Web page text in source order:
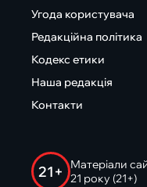
Угода користувача
Редакційна політика
Кодекс етики
Наша редакція
Контакти
21+
Матеріали
21 року (21+)